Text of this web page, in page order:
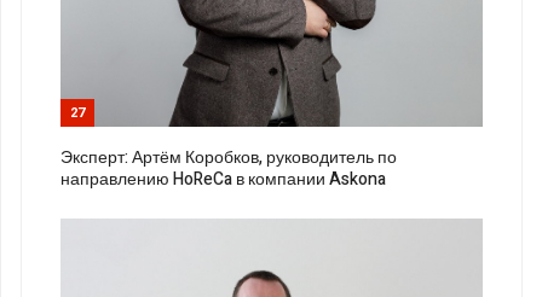
27
Эксперт: Артём Коробков, руководитель по
направлению HoReCa в компании Askona